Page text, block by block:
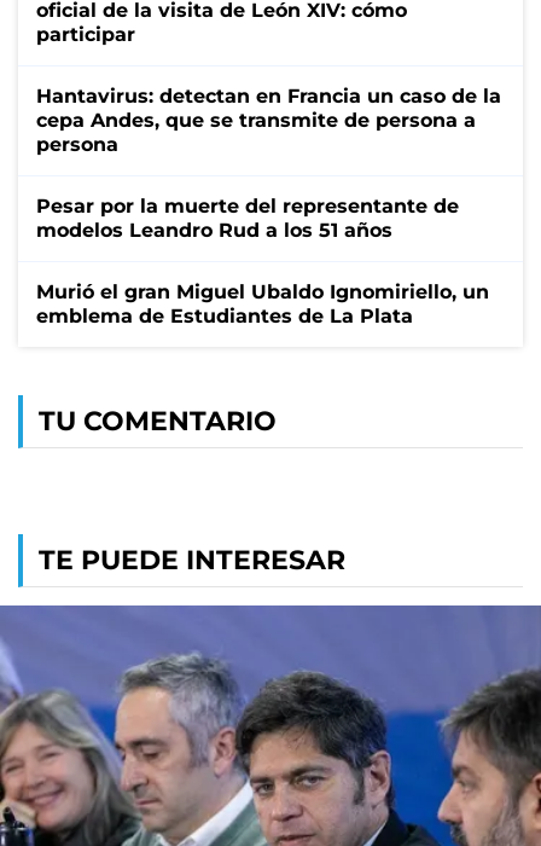
oficial de la visita de León XIV: cómo
participar
Hantavirus: detectan en Francia un caso de la
cepa Andes, que se transmite de persona a
persona
Pesar por la muerte del representante de
modelos Leandro Rud a los 51 años
Murió el gran Miguel Ubaldo Ignomiriello, un
emblema de Estudiantes de La Plata
TU COMENTARIO
TE PUEDE INTERESAR